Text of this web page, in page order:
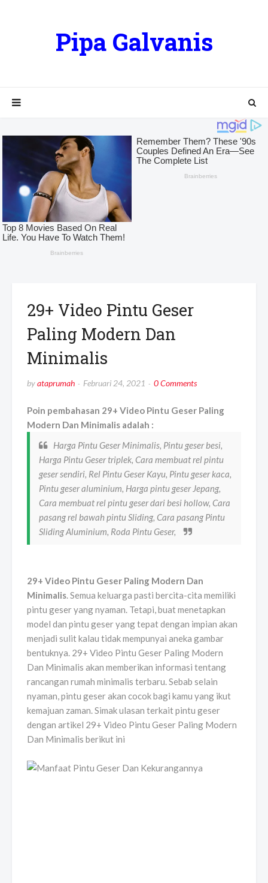
Pipa Galvanis
29+ Video Pintu Geser
Paling Modern Dan
Minimalis
byataprumah Februari 24, 2021 0 Comments
Poin pembahasan 29+ Video Pintu Geser Paling
Modern Dan Minimalis adalah :
Harga Pintu Geser Minimalis, Pintu geser besi,
Harga Pintu Geser triplek, Cara membuat rel pintu
geser sendiri, Rel Pintu Geser Kayu, Pintu geser kaca,
Pintu geser aluminium, Harga pintu geser Jepang,
Cara membuat rel pintu geser dari besi hollow, Cara
pasang rel bawah pintu Sliding, Cara pasang Pintu
Sliding Aluminium, Roda Pintu Geser,
29+ Video Pintu Geser Paling Modern Dan
Minimalis. Semua keluarga pasti bercita-cita memiliki
pintu geser yang nyaman. Tetapi, buat menetapkan
model dan pintu geser yang tepat dengan impian akan
menjadi sulit kalau tidak mempunyai aneka gambar
bentuknya. 29+ Video Pintu Geser Paling Modern
Dan Minimalis akan memberikan informasi tentang
rancangan rumah minimalis terbaru. Sebab selain
nyaman, pintu geser akan cocok bagi kamu yang ikut
kemajuan zaman. Simak ulasan terkait pintu geser
dengan artikel 29+ Video Pintu Geser Paling Modern
Dan Minimalis berikut ini